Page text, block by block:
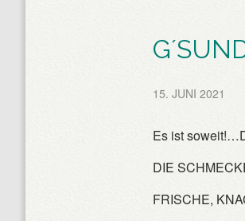
15. JUNI 2021
Es ist
DIE
FRISCHE,